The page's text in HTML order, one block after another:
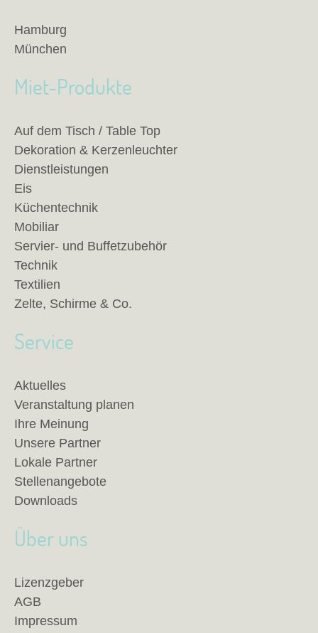
Hamburg
München
Miet-Produkte
Auf dem Tisch / Table Top
Dekoration & Kerzenleuchter
Dienstleistungen
Eis
Küchentechnik
Mobiliar
Servier- und Buffetzubehör
Technik
Textilien
Zelte, Schirme & Co.
Service
Aktuelles
Veranstaltung planen
Ihre Meinung
Unsere Partner
Lokale Partner
Stellenangebote
Downloads
Über uns
Lizenzgeber
AGB
Impressum